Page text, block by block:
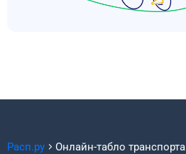
Расп.ру Онлайн-табло транспорта